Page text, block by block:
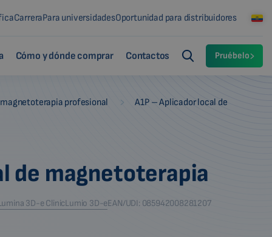
CarreraPara universidadesOportunidad para distribuidores
Cómo y dónde comprar Contactos Pruébelo
profesional
A1P – Aplicador local de
de magnetoterapia
3D-e ClinicLumio 3D-eEAN/UDI: 085942008281207